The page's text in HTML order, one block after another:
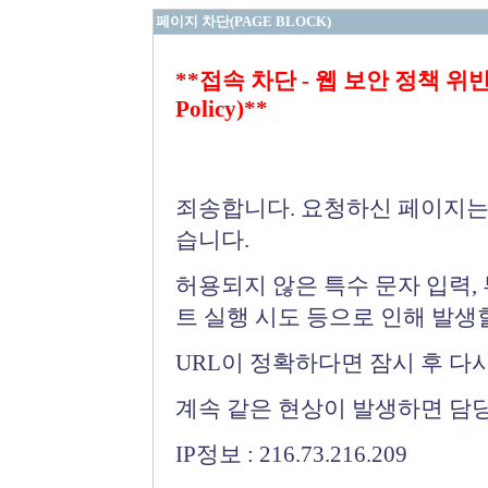
페이지 차단(PAGE BLOCK)
**접속 차단 - 웹 보안 정책 위
Policy)**
죄송합니다. 요청하신 페이지
습니다.
허용되지 않은 특수 문자 입력
트 실행 시도 등으로 인해 발생
URL이 정확하다면 잠시 후 다
계속 같은 현상이 발생하면 담
IP정보 : 216.73.216.209